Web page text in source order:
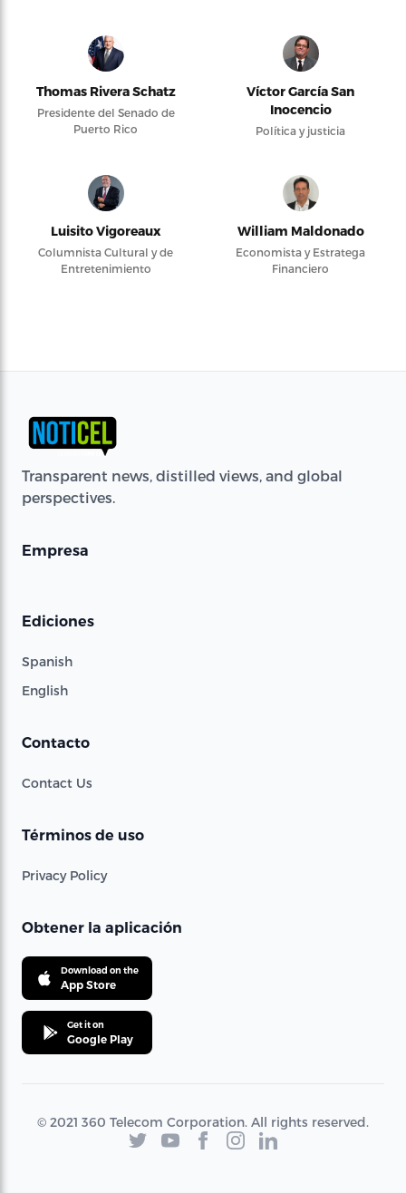
Thomas Rivera Schatz
Presidente del Senado de
Puerto Rico
Víctor García San
Inocencio
Política y justicia
Luisito Vigoreaux
Columnista Cultural y de
Entretenimiento
William Maldonado
Economista y Estratega
Financiero
Transparent news, distilled views, and global
perspectives.
Empresa
Ediciones
Spanish
English
Contacto
Contact Us
Términos de uso
Privacy Policy
Obtener la aplicación
Download on the
App Store
Get it on
Google Play
© 2021 360 Telecom Corporation. All rights reserved.